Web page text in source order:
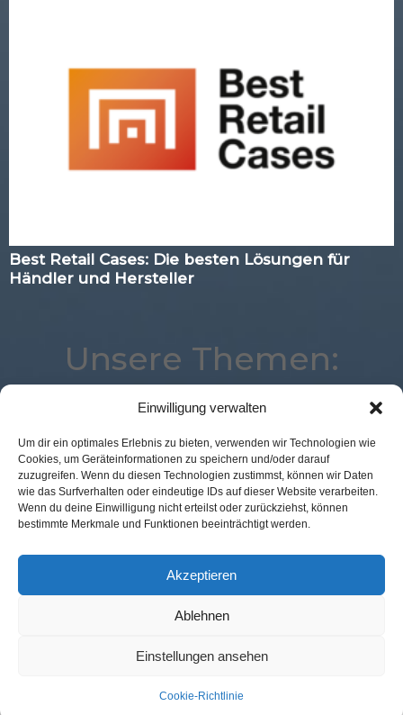
Einwilligung verwalten
Um dir ein optimales Erlebnis zu bieten, verwenden wir Technologien wie
Cookies, um Geräteinformationen zu speichern und/oder darauf
zuzugreifen. Wenn du diesen Technologien zustimmst, können wir Daten
wie das Surfverhalten oder eindeutige IDs auf dieser Website verarbeiten.
Wenn du deine Einwilligung nicht erteilst oder zurückziehst, können
bestimmte Merkmale und Funktionen beeinträchtigt werden.
Akzeptieren
Ablehnen
Einstellungen ansehen
Cookie-Richtlinie
Best Retail Cases: Die besten Lösungen für
Händler und Hersteller
Unsere Themen:
Studie Payment Mobile Logistik
Commerce
Analytics
Augmented Reality Voice
Loyalty
eCommerce
POS Connect Digital
Location
Advertising
Kassenlose Läden
Expertenwissen
Kontakt Redaktion Impressum Datenschutz
© GFM Nachrichten:
11 Prozent Communication